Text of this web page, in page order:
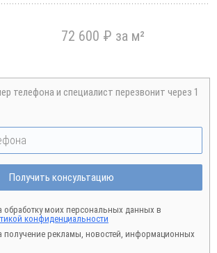
72 600 ₽ за м²
телефона и специалист перезвонит через 1
Получить консультацию
обработку моих персональных данных в
конфиденциальности
получение рекламы, новостей, информационных